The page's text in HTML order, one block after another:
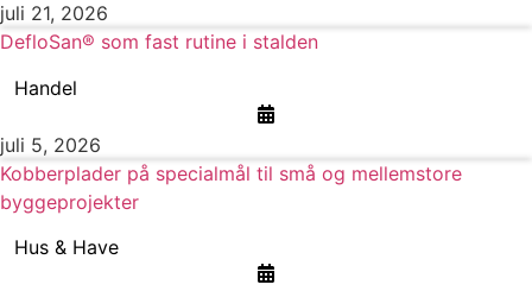
juli 21, 2026
DefloSan® som fast rutine i stalden
Handel
juli 5, 2026
Kobberplader på specialmål til små og mellemstore
byggeprojekter
Hus & Have